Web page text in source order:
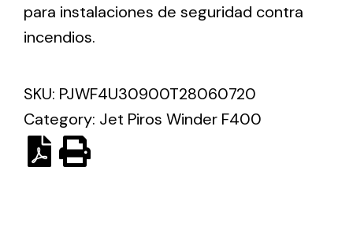
Solar lighting
Variety of solar solutions for all kinds of needs.
para instalaciones de seguridad contra
incendios.
SKU: PJWF4U30900T28060720
Category: Jet Piros Winder F400